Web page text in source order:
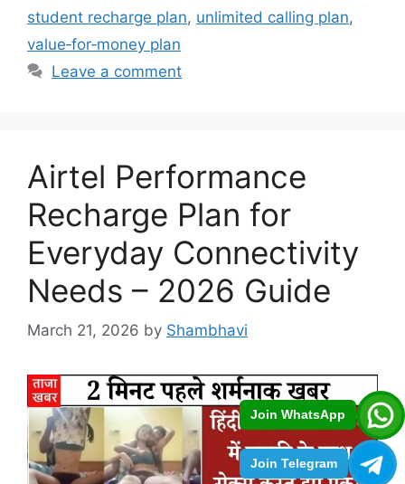
Join WhatsApp
Join Telegram
student recharge plan, unlimited calling plan,
value‑for‑money plan
Leave a comment
Airtel Performance
Recharge Plan for
Everyday Connectivity
Needs – 2026 Guide
March 21, 2026 by Shambhavi